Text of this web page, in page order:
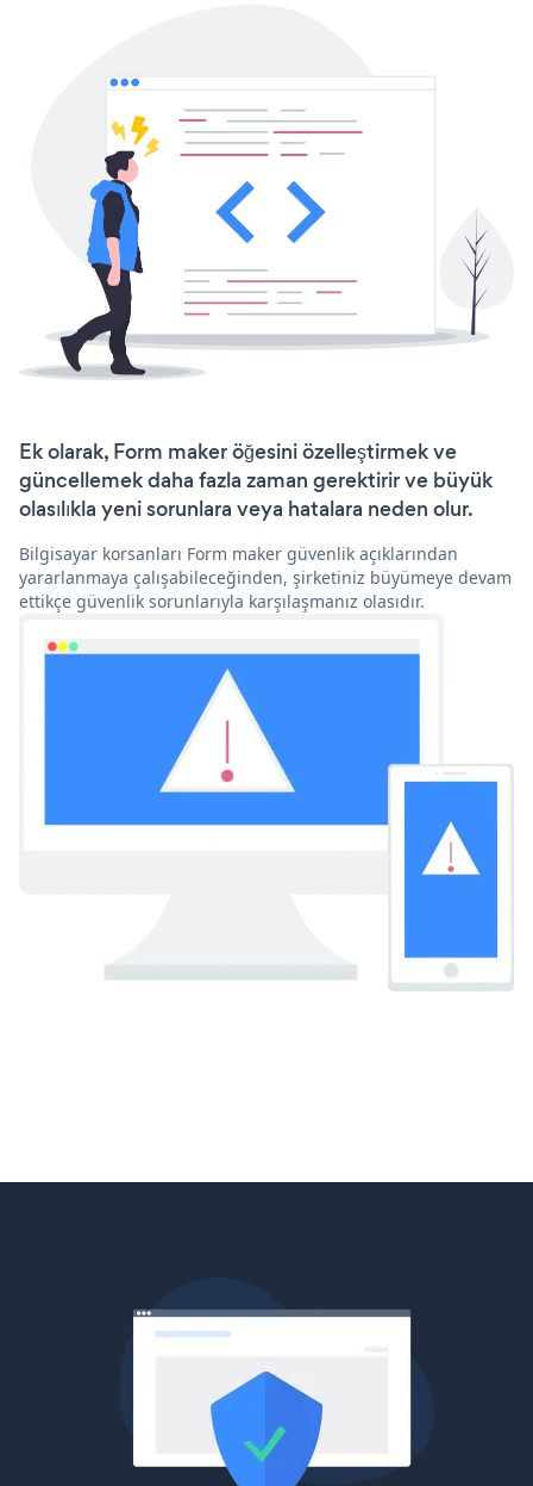
Ek olarak, Form maker öğesini özelleştirmek ve
güncellemek daha fazla zaman gerektirir ve büyük
olasılıkla yeni sorunlara veya hatalara neden olur.
Bilgisayar korsanları Form maker güvenlik açıklarından
yararlanmaya çalışabileceğinden, şirketiniz büyümeye devam
ettikçe güvenlik sorunlarıyla karşılaşmanız olasıdır.